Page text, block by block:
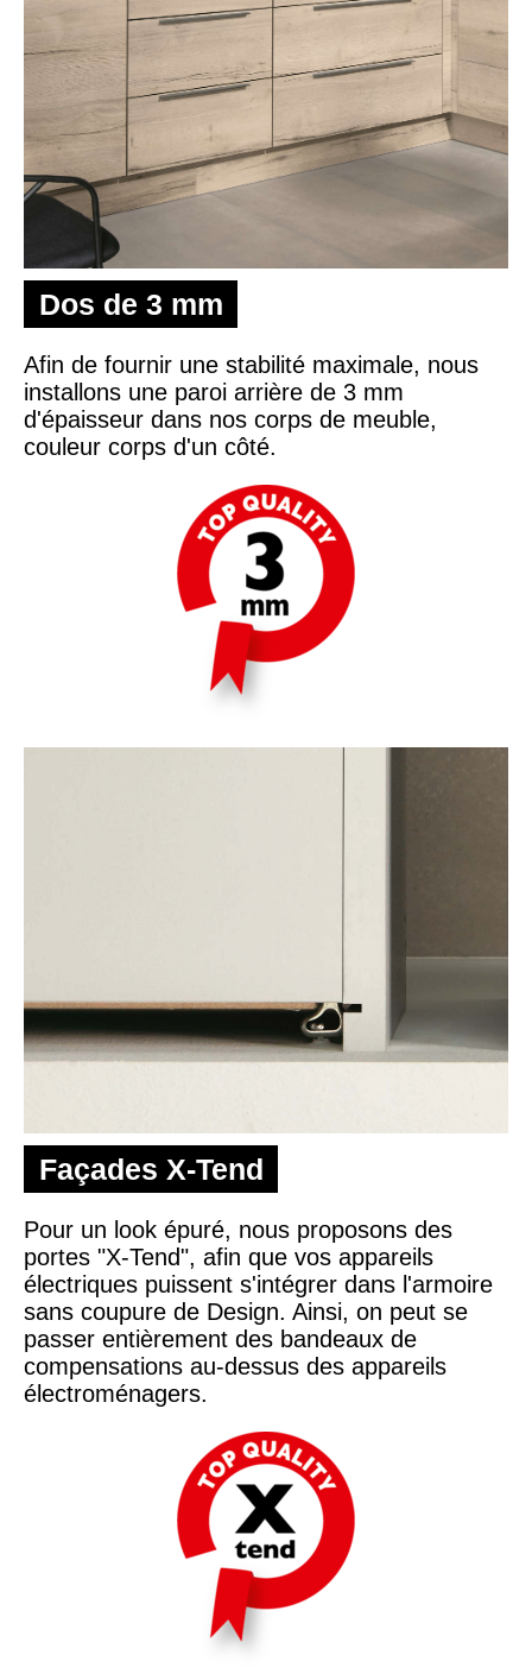
Dos de 3 mm
Afin de fournir une stabilité maximale, nous
installons une paroi arrière de 3 mm
d'épaisseur dans nos corps de meuble,
couleur corps d'un côté.
Façades X-Tend
Pour un look épuré, nous proposons des
portes "X-Tend", afin que vos appareils
électriques puissent s'intégrer dans l'armoire
sans coupure de Design. Ainsi, on peut se
passer entièrement des bandeaux de
compensations au-dessus des appareils
électroménagers.